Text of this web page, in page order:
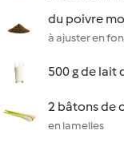
du poivre
à ajuster en
500 g de lait
2 bâtons de
en lamelles